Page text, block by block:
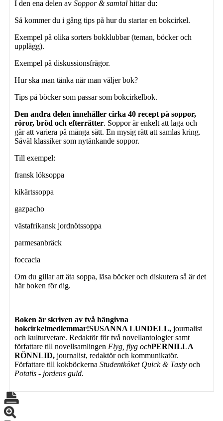
I den ena delen av Soppor & samtal hittar du:
Så kommer du i gång tips på hur du startar en bokcirkel.
Exempel på olika sorters bokklubbar (teman, böcker och
upplägg).
Exempel på diskussionsfrågor.
Hur ska man tänka när man väljer bok?
Tips på böcker som passar som bokcirkelbok.
Den andra delen innehåller cirka 40 recept på soppor,
röror, bröd och efterrätter. Soppor är enkelt att laga och
går att variera på många sätt. En mysig rätt att samlas kring.
Såväl klassiker som nytänkande soppor.
Till exempel:
fransk löksoppa
kikärtssoppa
gazpacho
västafrikansk jordnötssoppa
parmesanbräck
foccacia
Om du gillar att äta soppa, läsa böcker och diskutera så är det
här boken för dig.
Boken är skriven av två hängivna
bokcirkelmedlemmar!SUSANNA LUNDELL, journalist
och kulturvetare. Redaktör för två novellantologier samt
författare till novellsamlingen Flyg, flyg ochPERNILLA
RÖNNLID, journalist, redaktör och kommunikatör.
Författare till kokböckerna Studentköket Quick & Tasty och
Potatis - jordens guld.